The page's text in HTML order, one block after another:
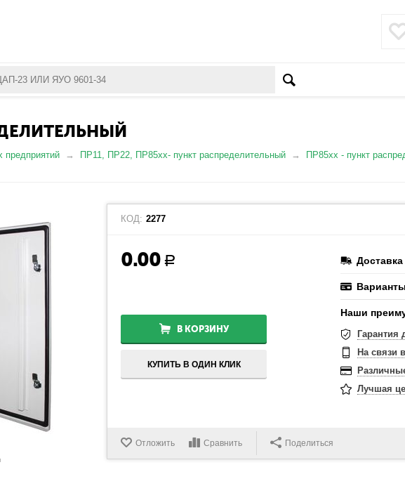
ПР11, ПР22, ПР85хх- пункт распределительный
ПР85хх - пункт
КОД: 2277
0.00 Р
В КОРЗИНУ
КУПИТЬ В ОДИН КЛИК
Доставка
Наши
Гарантия
На связи
Лучшая
Отложить Сравнить Поделиться